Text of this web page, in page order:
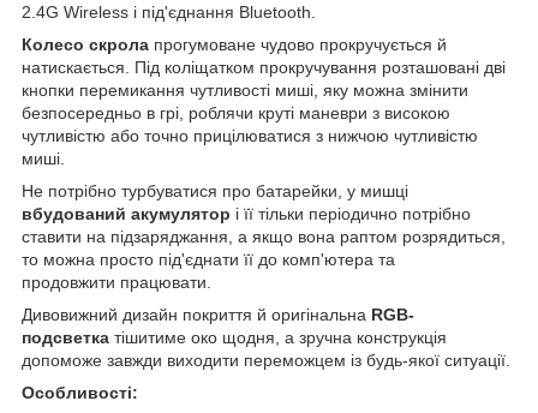
2.4G Wireless і під'єднання Bluetooth.
Колесо скрола прогумоване чудово прокручується й
натискається. Під коліщатком прокручування розташовані дві
кнопки перемикання чутливості миші, яку можна змінити
безпосередньо в грі, роблячи круті маневри з високою
чутливістю або точно прицілюватися з нижчою чутливістю
миші.
Не потрібно турбуватися про батарейки, у мишці
вбудований акумулятор і її тільки періодично потрібно
ставити на підзаряджання, а якщо вона раптом розрядиться,
то можна просто під'єднати її до комп'ютера та
продовжити працювати.
Дивовижний дизайн покриття й оригінальна RGB-
подсветка тішитиме око щодня, а зручна конструкція
допоможе завжди виходити переможцем із будь-якої ситуації.
Особливості: